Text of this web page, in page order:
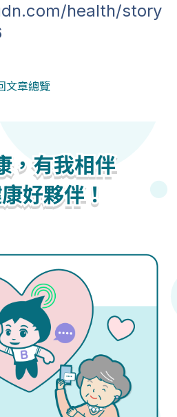
health/story
文章總覽
，有我相伴
好夥伴！
，有我相伴
好夥伴！
，有我相伴
好夥伴！